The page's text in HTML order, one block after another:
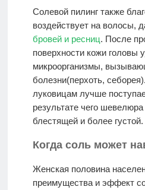
Солевой пилинг также
воздействует на волосы,
бровей и ресниц. После
поверхности кожи головы
микроорганизмы,
болезни(перхоть,
луковицам лучше
результате чего шевелюра
блестящей и более густой.
Когда соль может
Женская половина
преимущества и эффект